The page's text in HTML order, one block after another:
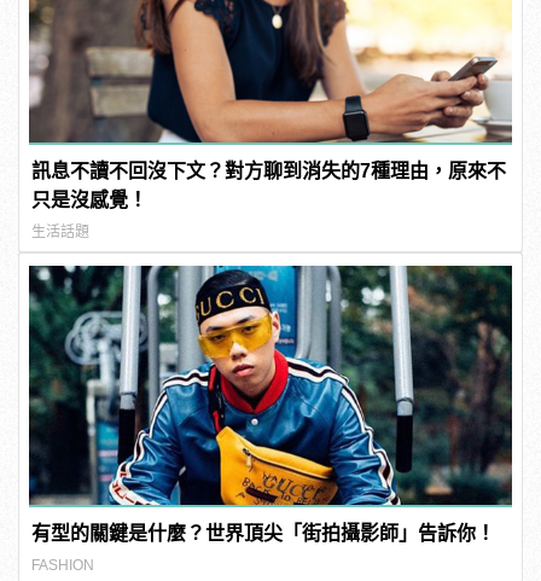
訊息不讀不回沒下文？對方聊到消失的7種理由，原來不
只是沒感覺！
生活話題
有型的關鍵是什麼？世界頂尖「街拍攝影師」告訴你！
FASHION